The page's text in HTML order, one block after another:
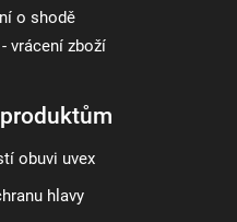
o shodě
vrácení zboží
obuvi uvex
hlavy